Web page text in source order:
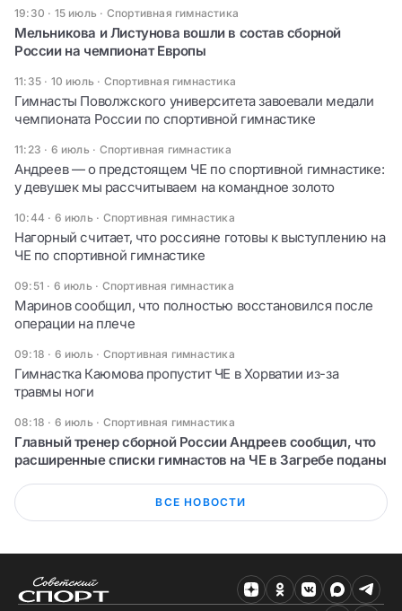
19:30 · 15 июль · Спортивная гимнастика
Мельникова и Листунова вошли в состав сборной
России на чемпионат Европы
11:35 · 10 июль · Спортивная гимнастика
Гимнасты Поволжского университета завоевали медали
чемпионата России по спортивной гимнастике
11:23 · 6 июль· Спортивная гимнастика
Андреев — о предстоящем ЧЕ по спортивной гимнастике:
у девушек мы рассчитываем на командное золото
10:44 · 6 июль· Спортивная гимнастика
Нагорный считает, что россияне готовы к выступлению на
ЧЕ по спортивной гимнастике
09:51 · 6 июль· Спортивная гимнастика
Маринов сообщил, что полностью восстановился после
операции на плече
09:18 · 6 июль· Спортивная гимнастика
Гимнастка Каюмова пропустит ЧЕ в Хорватии из-за
травмы ноги
08:18 · 6 июль· Спортивная гимнастика
Главный тренер сборной России Андреев сообщил, что
расширенные списки гимнастов на ЧЕ в Загребе поданы
ВСЕ НОВОСТИ